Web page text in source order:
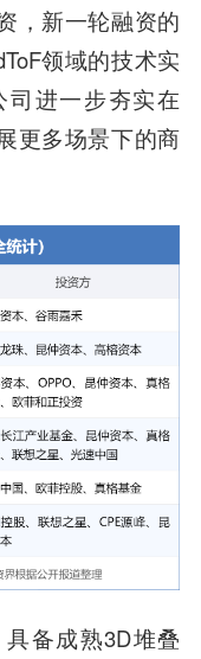
，新一轮融资的
领域的技术实
进一步夯实在
更多场景下的商
备成熟3D堆叠